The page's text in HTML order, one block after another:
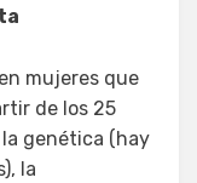
mujeres que
de los 25
genética (hay
la